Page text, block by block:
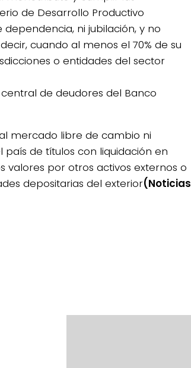
de Desarrollo Productivo
ni jubilación, y no
cuando al menos el 70% de su
o entidades del sector
de deudores del Banco
mercado libre de cambio ni
de títulos con liquidación en
valores por otros activos externos o
depositarias del exterior(Noticias